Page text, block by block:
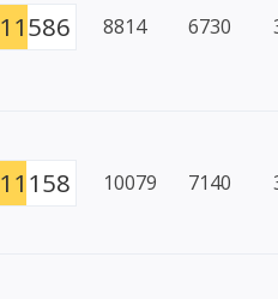
11586 8814 6730
11158 10079 7140